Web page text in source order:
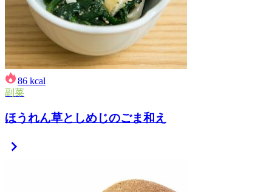
86 kcal
副菜
ほうれん草としめじのごま和え